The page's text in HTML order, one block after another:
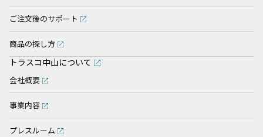
ご注文後のサポート
商品の探し方
トラスコ中山について
会社概要
事業内容
プレスルーム